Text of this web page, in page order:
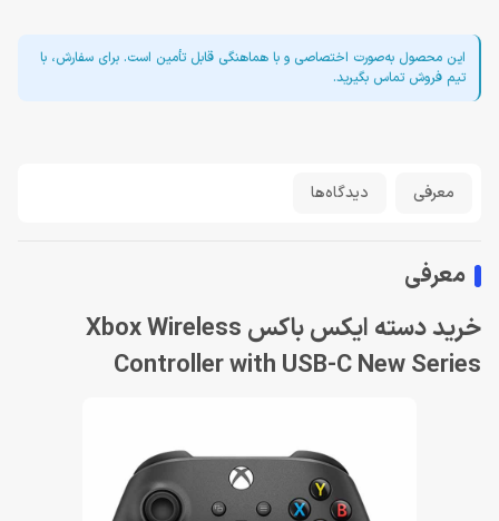
این محصول به‌صورت اختصاصی و با هماهنگی قابل تأمین است. برای سفارش، با
تیم فروش تماس بگیرید.
معرفی دیدگاه‌ها
معرفی
خرید دسته ایکس باکس Xbox Wireless
Controller with USB-C New Series